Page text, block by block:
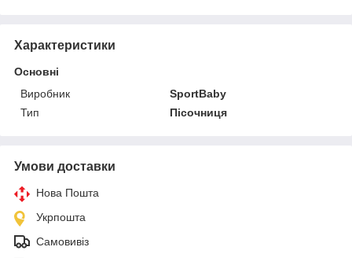
Характеристики
Основні
Виробник
SportBaby
Тип
Пісочниця
Умови доставки
Нова Пошта
Укрпошта
Самовивіз